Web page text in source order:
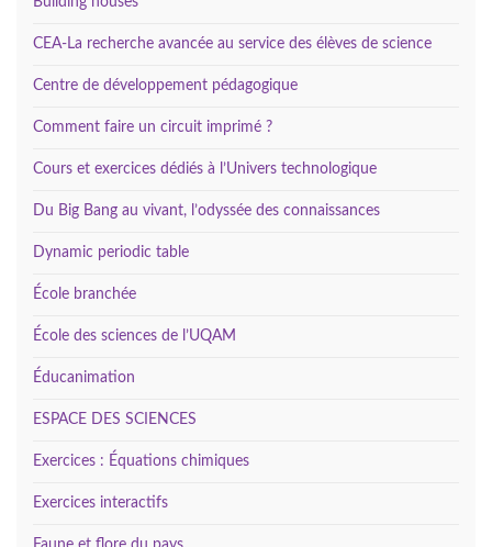
CEA-La recherche avancée au service des élèves de science
Centre de développement pédagogique
Comment faire un circuit imprimé ?
Cours et exercices dédiés à l’Univers technologique
Du Big Bang au vivant, l’odyssée des connaissances
Dynamic periodic table
École branchée
École des sciences de l’UQAM
Éducanimation
ESPACE DES SCIENCES
Exercices : Équations chimiques
Exercices interactifs